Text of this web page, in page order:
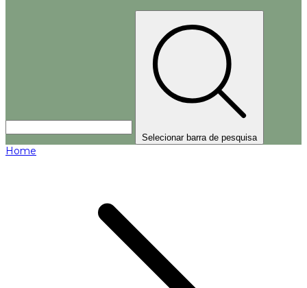
Selecionar barra de pesquisa
Home